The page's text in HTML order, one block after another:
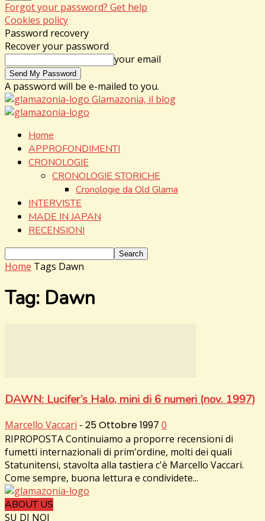
Forgot your password? Get help
Cookies policy
Password recovery
Recover your password
your email
A password will be e-mailed to you.
Glamazonia, il blog
Home
APPROFONDIMENTI
CRONOLOGIE
CRONOLOGIE STORICHE
Cronologie da Old Glama
INTERVISTE
MADE IN JAPAN
RECENSIONI
Home Tags Dawn
Tag: Dawn
DAWN: Lucifer’s Halo, mini di 6 numeri (nov. 1997)
Marcello Vaccari - 25 Ottobre 1997 0
RIPROPOSTA Continuiamo a proporre recensioni di
fumetti internazionali di prim'ordine, molti dei quali
Statunitensi, stavolta alla tastiera c'è Marcello Vaccari.
Come sempre, buona lettura e condividete...
ABOUT US
SU DI NOI